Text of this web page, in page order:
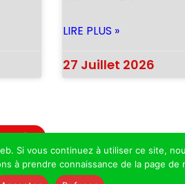
LIRE PLUS »
27 Juillet 2026
Si vous continuez à utiliser ce site,
à prendre connaissance de la page de